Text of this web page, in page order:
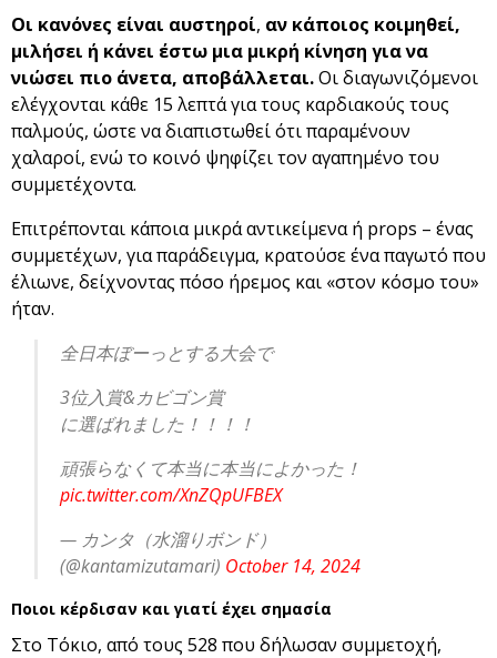
Οι κανόνες είναι αυστηροί, αν κάποιος κοιμηθεί,
μιλήσει ή κάνει έστω μια μικρή κίνηση για να
νιώσει πιο άνετα, αποβάλλεται.Οι διαγωνιζόμενοι
ελέγχονται κάθε 15 λεπτά για τους καρδιακούς τους
παλμούς, ώστε να διαπιστωθεί ότι παραμένουν
χαλαροί, ενώ το κοινό ψηφίζει τον αγαπημένο του
συμμετέχοντα.
Επιτρέπονται κάποια μικρά αντικείμενα ή props – ένας
συμμετέχων, για παράδειγμα, κρατούσε ένα παγωτό που
έλιωνε, δείχνοντας πόσο ήρεμος και «στον κόσμο του»
ήταν.
全日本ぼーっとする大会で
3位入賞&カビゴン賞
に選ばれました！！！！
頑張らなくて本当に本当によかった！
pic.twitter.com/XnZQpUFBEX
— カンタ（水溜りボンド）
(@kantamizutamari) October 14, 2024
Ποιοι κέρδισαν και γιατί έχει σημασία
Στο Τόκιο, από τους 528 που δήλωσαν συμμετοχή,